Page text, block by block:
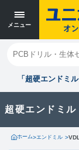
メニュー
「超硬エンドミ
超硬エンドミル
閉じる
お気に入り
製
ホーム>エンドミル >